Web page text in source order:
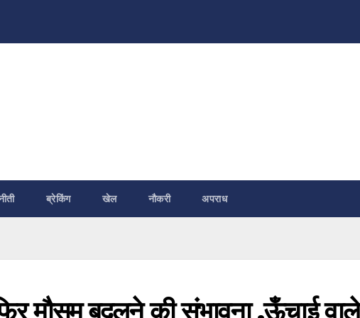
ब्रेकिंग खेल नौकरी अपराध